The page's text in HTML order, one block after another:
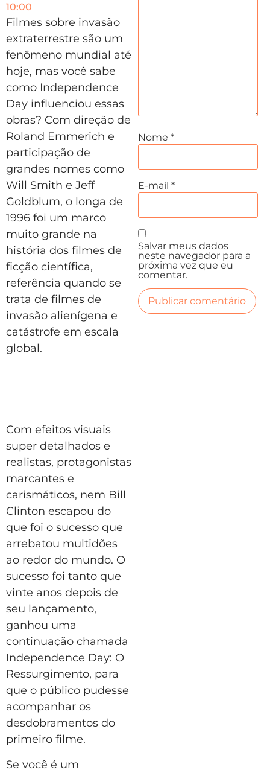
10:00
Filmes sobre invasão
extraterrestre são um
fenômeno mundial até
hoje, mas você sabe
como Independence
Day influenciou essas
obras? Com direção de
Roland Emmerich e
participação de
grandes nomes como
Will Smith e Jeff
Goldblum, o longa de
1996 foi um marco
muito grande na
história dos filmes de
ficção científica,
referência quando se
trata de filmes de
invasão alienígena e
catástrofe em escala
global.
Com efeitos visuais
super detalhados e
realistas, protagonistas
marcantes e
carismáticos, nem Bill
Clinton escapou do
que foi o sucesso que
arrebatou multidões
ao redor do mundo. O
sucesso foi tanto que
vinte anos depois de
seu lançamento,
ganhou uma
continuação chamada
Independence Day: O
Ressurgimento, para
que o público pudesse
acompanhar os
desdobramentos do
primeiro filme.
Se você é um
Nome *
E-mail *
Salvar meus dados
neste navegador para a
próxima vez que eu
comentar.